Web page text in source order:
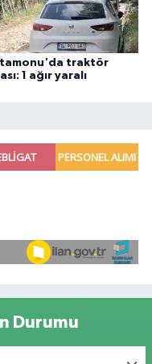
traktör
1 ağır yaralı
Durumu